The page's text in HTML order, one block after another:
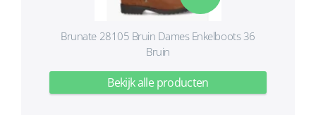
Brunate 28105 Bruin Dames Enkelboots 36
Bruin
Bekijk alle producten